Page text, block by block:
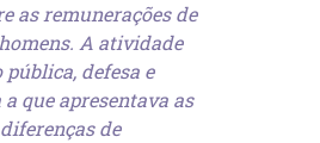
as remunerações de
A atividade
defesa e
que apresentava as
de